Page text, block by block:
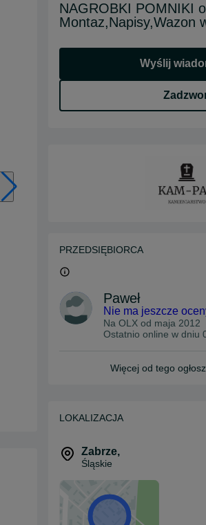
NAGROBKI POMNIKI
Montaz,Napisy,Wazon
Wyślij
PRZEDSIĘBIORCA
Paweł
Nie ma jeszcze
Na OLX od maja 2012
Ostatnio online w dniu
Więcej od tego
LOKALIZACJA
Zabrze,
Śląskie